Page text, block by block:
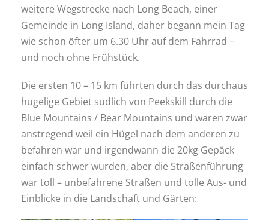
weitere Wegstrecke nach Long Beach, einer
Gemeinde in Long Island, daher begann mein Tag
wie schon öfter um 6.30 Uhr auf dem Fahrrad –
und noch ohne Frühstück.
Die ersten 10 – 15 km führten durch das durchaus
hügelige Gebiet südlich von Peekskill durch die
Blue Mountains / Bear Mountains und waren zwar
anstregend weil ein Hügel nach dem anderen zu
befahren war und irgendwann die 20kg Gepäck
einfach schwer wurden, aber die Straßenführung
war toll – unbefahrene Straßen und tolle Aus- und
Einblicke in die Landschaft und Gärten: